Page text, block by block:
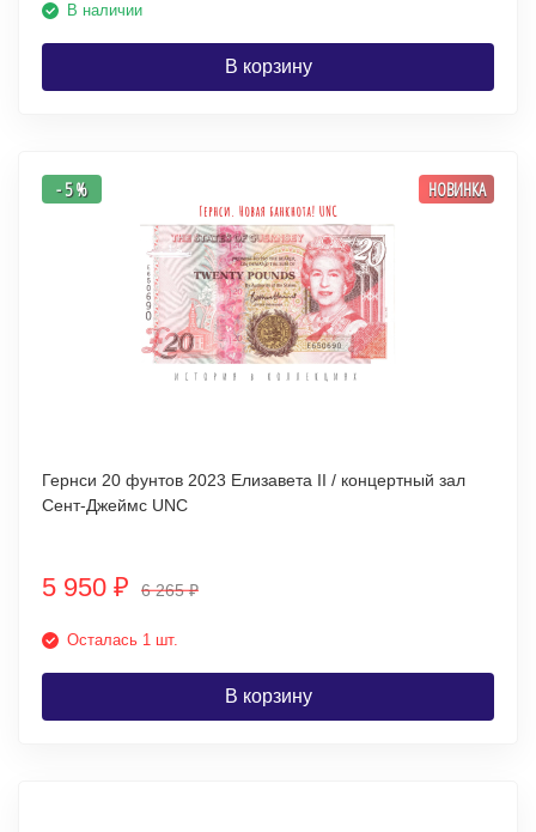
В наличии
В корзину
- 5 % НОВИНКА
Гернси 20 фунтов 2023 Елизавета II / концертный зал
Сент-Джеймс UNC
5 950 ₽ 6 265₽
Осталась 1 шт.
В корзину